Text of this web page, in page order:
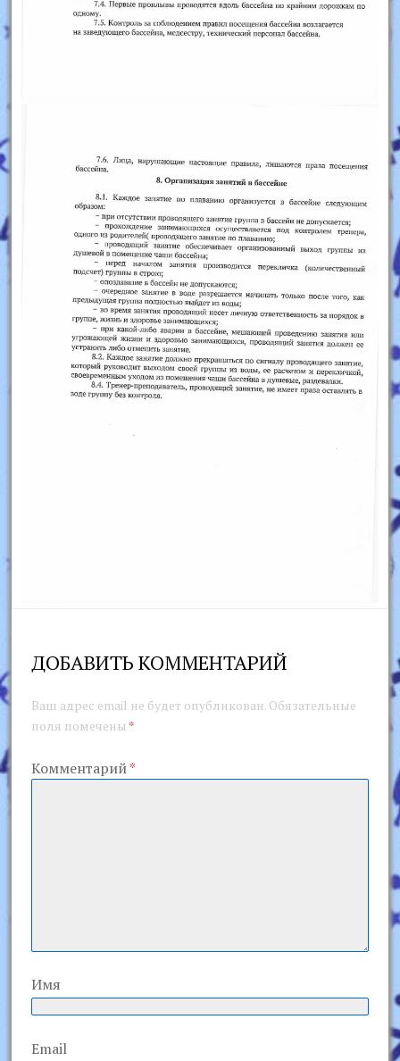
ДОБАВИТЬ КОММЕНТАРИЙ
Ваш адрес email не будет опубликован. Обязательные
поля помечены *
Комментарий*
Имя
Email